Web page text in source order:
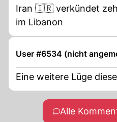
Iran 🇮🇷 verkündet
im Libanon
User #6534 (nicht
Eine weitere Lüge
Alle